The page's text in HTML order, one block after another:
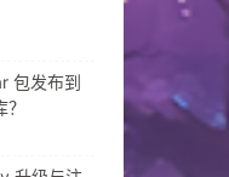
包发布到